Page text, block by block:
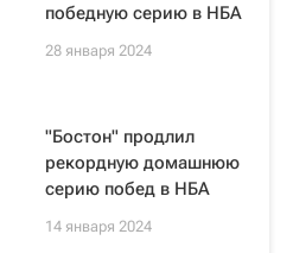
победную серию в НБА
28 января 2024
"Бостон" продлил
рекордную домашнюю
серию побед в НБА
14 января 2024